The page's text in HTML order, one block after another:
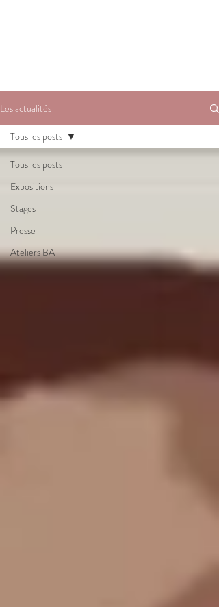
Les actualités
Tous les posts
Expositions
Stages
Presse
Ateliers BA
Tous les posts